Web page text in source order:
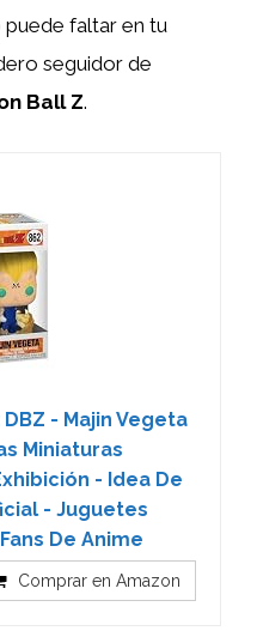
puede faltar en tu
seguidor de
Ball Z.
- Majin Vegeta
Miniaturas
- Idea De
- Juguetes
De Anime
Comprar en Amazon